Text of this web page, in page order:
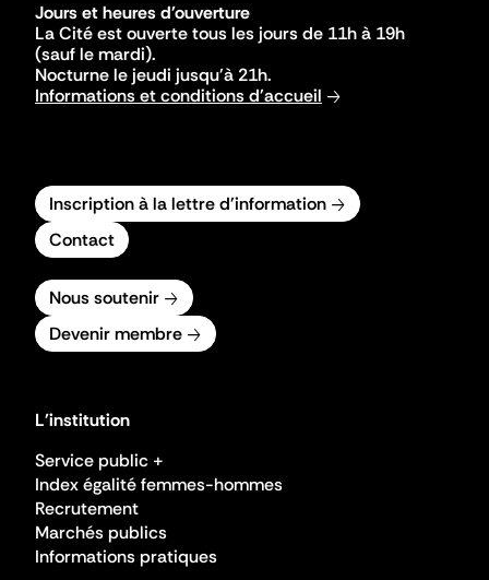
Jours et heures d'ouverture
La Cité est ouverte tous les jours de 11h à 19h
(sauf le mardi).
Nocturne le jeudi jusqu'à 21h.
Informations et conditions d'accueil
Inscription à la lettre d'information
Contact
Nous soutenir
Devenir membre
L'institution
Service public +
Index égalité femmes-hommes
Recrutement
Marchés publics
Informations pratiques